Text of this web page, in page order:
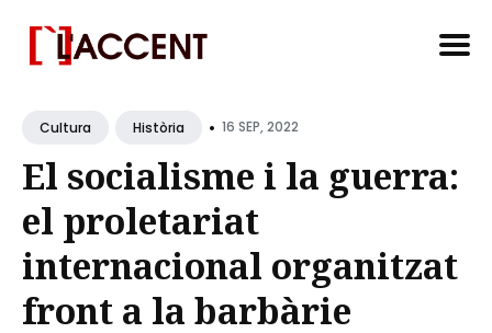
for
Blog
Cultura Història • 16 SEP, 2022
El socialisme i la guerra:
el proletariat
internacional organitzat
front a la barbàrie